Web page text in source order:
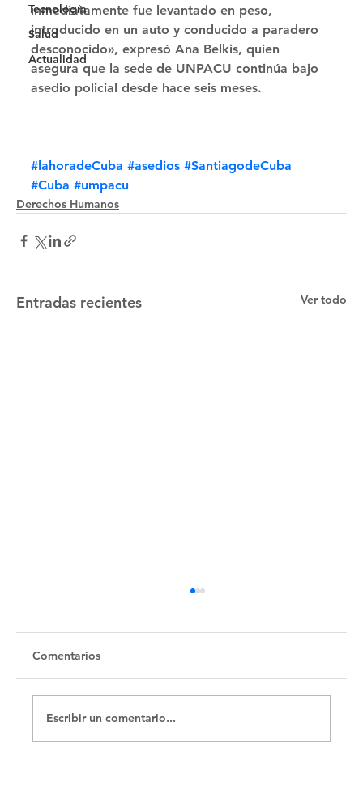
Tecnología
Salud
Actualidad
inmediatamente fue levantado en peso,
introducido en un auto y conducido a paradero
desconocido», expresó Ana Belkis, quien
asegura que la sede de UNPACU continúa bajo
asedio policial desde hace seis meses.
#lahoradeCuba #asedios #SantiagodeCuba
#Cuba #umpacu
Derechos Humanos
Entradas recientes Ver todo
Untitled
Comentarios
Escribir un comentario...